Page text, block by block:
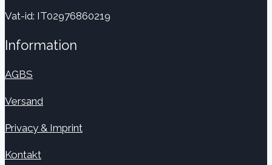
Vat-id: IT02976860219
Information
AGBS
Versand
Privacy & Imprint
Kontakt